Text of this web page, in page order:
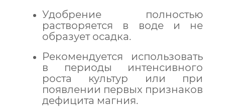
Удобрение полностью
растворяется в воде и не
образует осадка.
Рекомендуется использовать
в периоды интенсивного
роста культур или при
появлении первых признаков
дефицита магния.